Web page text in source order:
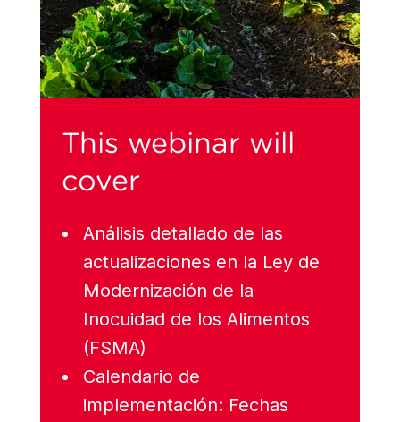
This webinar will
cover
Análisis detallado de las
actualizaciones en la Ley de
Modernización de la
Inocuidad de los Alimentos
(FSMA)
Calendario de
implementación: Fechas